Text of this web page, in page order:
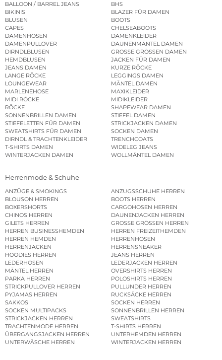
BALLOON / BARREL JEANS
BHS
BIKINIS
BLAZER FÜR DAMEN
BLUSEN
BOOTS
CAPES
CHELSEABOOTS
DAMENHOSEN
DAMENKLEIDER
DAMENPULLOVER
DAUNENMÄNTEL DAMEN
DIRNDLBLUSEN
GROSSE GRÖSSEN DAMEN
HEMDBLUSEN
JACKEN FÜR DAMEN
JEANS DAMEN
KURZE RÖCKE
LANGE RÖCKE
LEGGINGS DAMEN
LOUNGEWEAR
MÄNTEL DAMEN
MARLENEHOSE
MAXIKLEIDER
MIDI RÖCKE
MIDIKLEIDER
RÖCKE
SHAPEWEAR DAMEN
SONNENBRILLEN DAMEN
STIEFEL DAMEN
STIEFELETTEN FÜR DAMEN
STRICKJACKEN DAMEN
SWEATSHIRTS FÜR DAMEN
SOCKEN DAMEN
DIRNDL & TRACHTENKLEIDER
TRENCHCOATS
T-SHIRTS DAMEN
WIDELEG JEANS
WINTERJACKEN DAMEN
WOLLMÄNTEL DAMEN
Herrenmode & Schuhe
ANZÜGE & SMOKINGS
ANZUGSSCHUHE HERREN
BLOUSON HERREN
BOOTS HERREN
BOXERSHORTS
CARGOHOSEN HERREN
CHINOS HERREN
DAUNENJACKEN HERREN
GILETS HERREN
GROSSE GRÖSSEN HERREN
HERREN BUSINESSHEMDEN
HERREN FREIZEITHEMDEN
HERREN HEMDEN
HERRENHOSEN
HERRENJACKEN
HERRENSNEAKER
HOODIES HERREN
JEANS HERREN
LEDERHOSEN
LEDERJACKEN HERREN
MÄNTEL HERREN
OVERSHIRTS HERREN
PARKA HERREN
POLOSHIRTS HERREN
STRICKPULLOVER HERREN
PULLUNDER HERREN
PYJAMAS HERREN
RUCKSÄCKE HERREN
SAKKOS
SOCKEN HERREN
SOCKEN MULTIPACKS
SONNENBRILLEN HERREN
STRICKJACKEN HERREN
SWEATSHIRTS
TRACHTENMODE HERREN
T-SHIRTS HERREN
ÜBERGANGSJACKEN HERREN
UNTERHEMDEN HERREN
UNTERWÄSCHE HERREN
WINTERJACKEN HERREN